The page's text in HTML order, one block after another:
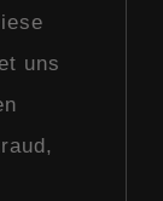
uns